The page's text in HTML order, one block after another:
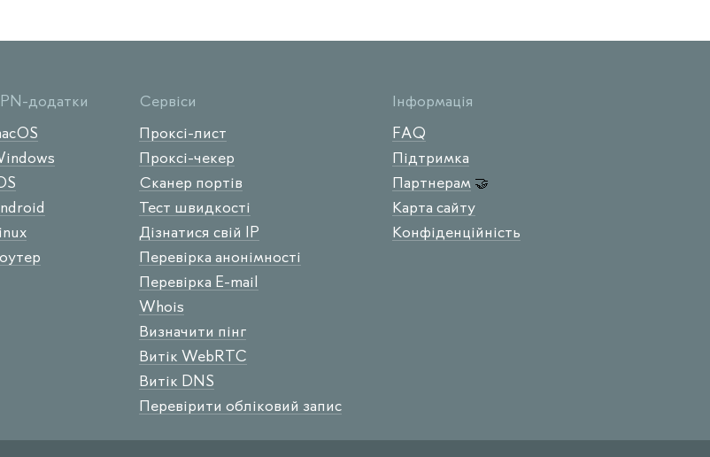
додатки
Сервіси
Проксі-лист
Проксі-чекер
Сканер портів
Тест швидкості
Дізнатися свій IP
Перевірка анонімності
Перевірка E-mail
Whois
Визначити пінг
Витік WebRTC
Витік DNS
Перевірити обліковий запис
Інформація
FAQ
Підтримка
Партнерам 🤝
Карта сайту
Конфіденційність